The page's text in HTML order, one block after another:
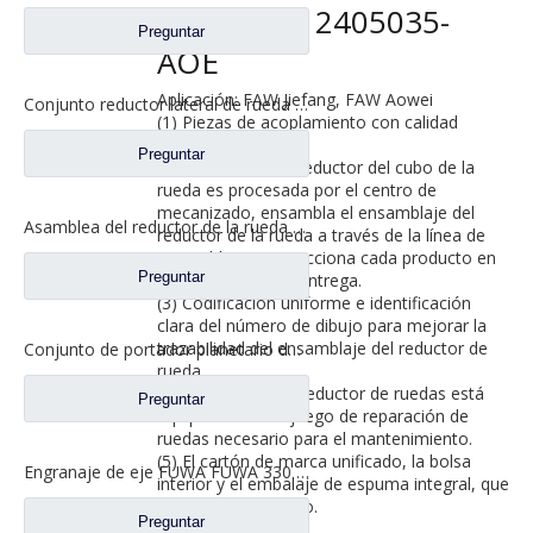
Preguntar
Conjunto reductor lateral de rueda para Shacman Delong F3000 Hande Man Axle repuestos 81.35114.6113
Preguntar
Asamblea del reductor de la rueda para los recambios autos AZ7121345129 de Sinotruk HOWO Steyr
Preguntar
Conjunto de portador planetario de llanta de rueda para Sinotruk HOWO Steyr Auto Truck Repuestos AZ9231340329
Preguntar
Engranaje de eje FUWA FUWA 330 engranaje cónico planetario diferencial para repuestos de camiones Ford CF0041M0-9
Preguntar
Repuestos 2405035-
AOE
Aplicación: FAW Jiefang, FAW Aowei
(1) Piezas de acoplamiento con calidad
estable y confiable.
(2) La carcasa del reductor del cubo de la
rueda es procesada por el centro de
mecanizado, ensambla el ensamblaje del
reductor de la rueda a través de la línea de
ensamblaje e inspecciona cada producto en
el momento de la entrega.
(3) Codificación uniforme e identificación
clara del número de dibujo para mejorar la
trazabilidad del ensamblaje del reductor de
rueda.
(4) Cada conjunto reductor de ruedas está
equipado con un juego de reparación de
ruedas necesario para el mantenimiento.
(5) El cartón de marca unificado, la bolsa
interior y el embalaje de espuma integral, que
es fuerte y hermoso.